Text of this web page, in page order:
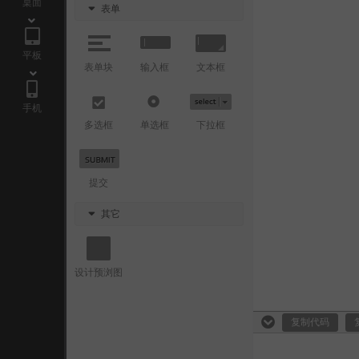
复制代码
桌面
平板
手机
表单
表单块 输入框 文本框
多选框 单选框 下拉框
提交
其它
设计预浏图